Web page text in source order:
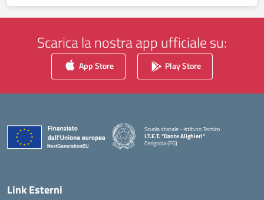
Scarica la nostra app ufficiale su:
App Store Play Store
Scuola statale - Istituto Tecnico
I.T.E.T. "Dante Alighieri"
Cerignola (FG)
— Visita la pagina iniziale della scuola
Link Esterni